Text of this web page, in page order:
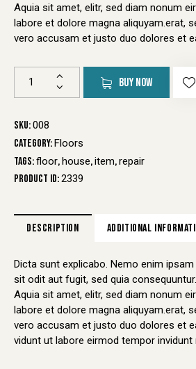
Aquia sit amet, elitr, sed diam nonum
labore et dolore magna aliquyam.erat,
vero accusam et justo duo dolores et
BUY NOW
SKU:008
Category:Floors
Tags:floor,house,item,repair
Product ID:2339
DESCRIPTION ADDITIONAL
Dicta sunt explicabo. Nemo enim
sit odit aut fugit, sed quia
Aquia sit amet, elitr, sed diam nonum
labore et dolore magna aliquyam.erat,
vero accusam et justo duo dolores et
vidunt ut labore eirmod tempor invidunt